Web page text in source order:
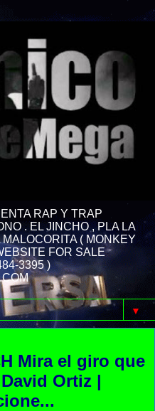
RAP Y TRAP
. EL JINCHO , PLA LA
( MONKEY
FOR SALE
3395 )
▼
Mira el giro que
Ortiz |